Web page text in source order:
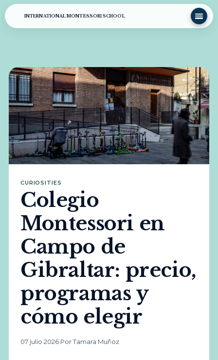
INTERNATIONAL MONTESSORI SCHOOL
CURIOSITIES
Colegio
Montessori en
Campo de
Gibraltar: precio,
programas y
cómo elegir
07 julio 2026·Por Tamara Muñoz